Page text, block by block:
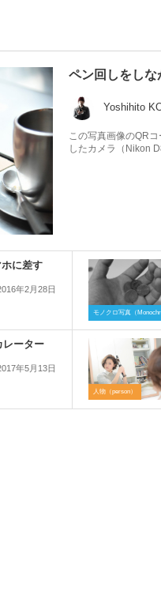
ペン回しをしな
Yoshihito
この写真画像のQR
したカメラ（Nikon
に差す
年2月28日
モノクロ写真（
レーター
年5月13日
人物（person）